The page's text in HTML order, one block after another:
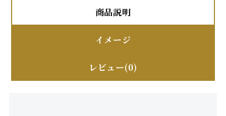
商品説明
イメージ
レビュー(0)